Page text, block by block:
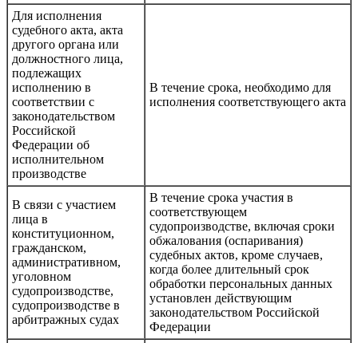
Для исполнения
судебного акта, акта
другого органа или
должностного лица,
подлежащих
исполнению в
соответствии с
законодательством
Российской
Федерации об
исполнительном
производстве
В течение срока, необходимо для
исполнения соответствующего акта
В связи с участием
лица в
конституционном,
гражданском,
административном,
уголовном
судопроизводстве,
судопроизводстве в
арбитражных судах
В течение срока участия в
соответствующем
судопроизводстве, включая сроки
обжалования (оспаривания)
судебных актов, кроме случаев,
когда более длительный срок
обработки персональных данных
установлен действующим
законодательством Российской
Федерации